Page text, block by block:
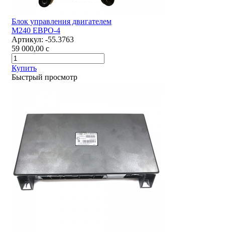
Блок управления двигателем
М240 ЕВРО-4
Артикул: -55.3763
59 000,00 c
Купить
Быстрый просмотр